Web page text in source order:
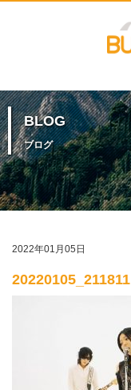
BLOG
ブログ
2022年01月05日
20220105_211811